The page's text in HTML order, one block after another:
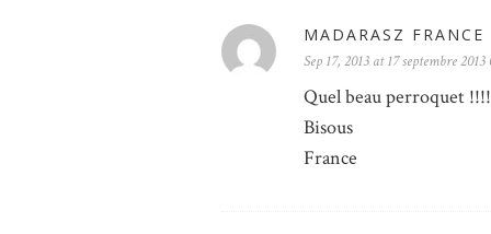
MADARASZ FRANCE
Sep 17, 2013 at 17 septembre
Quel beau perroquet
Bisous
France